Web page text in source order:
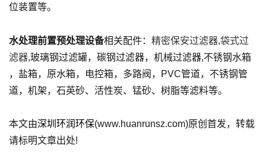
位装置等。
水处理前置预处理设备相关配件： 精密保安过滤器,袋式过
滤器,玻璃钢过滤罐，碳钢过滤器，机械过滤器,不锈钢水箱
，盐箱，原水箱，电控箱，多路阀，PVC管道，不锈钢管
道，机架，石英砂、活性炭、锰砂、树脂等滤料等。
本文由深圳环润环保(www.huanrunsz.com)原创首发，转载
请标明文章出处!